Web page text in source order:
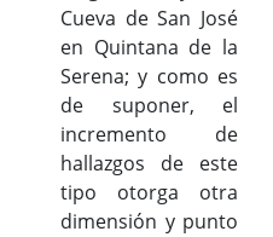
Cueva de San José
en Quintana de la
Serena; y como es
de suponer, el
incremento de
hallazgos de este
tipo otorga otra
dimensión y punto